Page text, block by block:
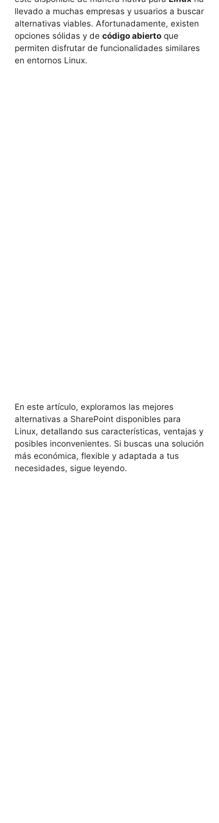
llevado a muchas empresas y usuarios a buscar
alternativas viables. Afortunadamente, existen
opciones sólidas y de código abierto que
permiten disfrutar de funcionalidades similares
en entornos Linux.
En este artículo, exploramos las mejores
alternativas a SharePoint disponibles para
Linux, detallando sus características, ventajas y
posibles inconvenientes. Si buscas una solución
más económica, flexible y adaptada a tus
necesidades, sigue leyendo.